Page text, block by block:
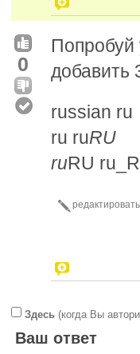
0
Попробуй
добавить
russian ru
ru ruRU
ruRU
редактировать
Здесь (когда Вы
Ваш ответ